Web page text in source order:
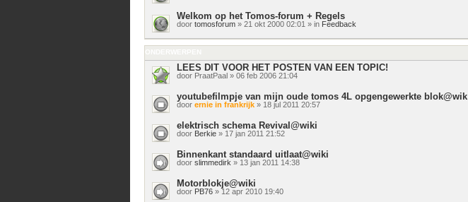
Welkom op het Tomos-forum + Regels
door tomosforum» 21 okt 2000 02:01 » in Feedback
LEES DIT VOOR HET POSTEN VAN EEN TOPIC!
door PraatPaal» 06 feb 2006 21:04
youtubefilmpje van mijn oude tomos 4L opgengewerkte blok@wik
door ernie in frankrijk» 18 jul 2011 20:57
elektrisch schema Revival@wiki
door Berkie» 17 jan 2011 21:52
Binnenkant standaard uitlaat@wiki
door slimmedirk » 13 jan 2011 14:38
Motorblokje@wiki
door PB76» 12 apr 2010 19:40